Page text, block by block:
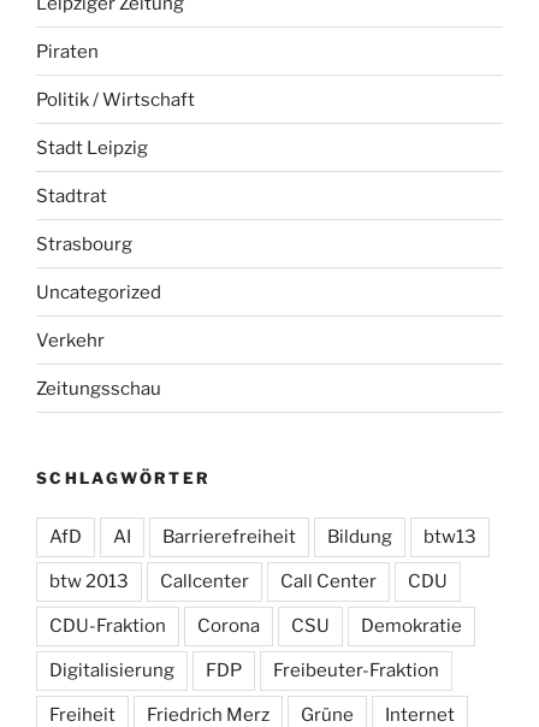
Piraten
Politik / Wirtschaft
Stadt Leipzig
Stadtrat
Strasbourg
Uncategorized
Verkehr
Zeitungsschau
SCHLAGWÖRTER
AfD AI Barrierefreiheit Bildung btw13
btw 2013 Callcenter Call Center CDU
CDU-Fraktion Corona CSU Demokratie
Digitalisierung FDP Freibeuter-Fraktion
Freiheit Friedrich Merz Grüne Internet